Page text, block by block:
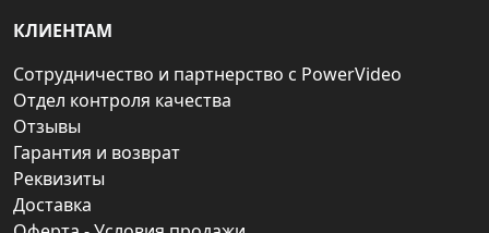
КЛИЕНТАМ
Сотрудничество и партнерство с PowerVideo
Отдел контроля качества
Отзывы
Гарантия и возврат
Реквизиты
Доставка